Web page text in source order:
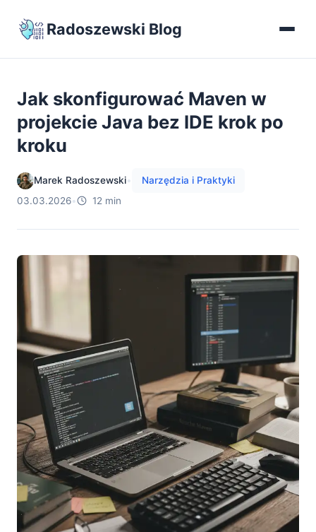
Radoszewski Blog
Jak skonfigurować Maven w
projekcie Java bez IDE krok po
kroku
Marek Radoszewski•
Narzędzia i Praktyki
03.03.2026• 12 min